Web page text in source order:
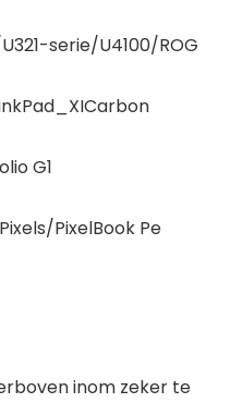
serie/U4100/ROG
G1
PixelBook Pe
inom zeker te